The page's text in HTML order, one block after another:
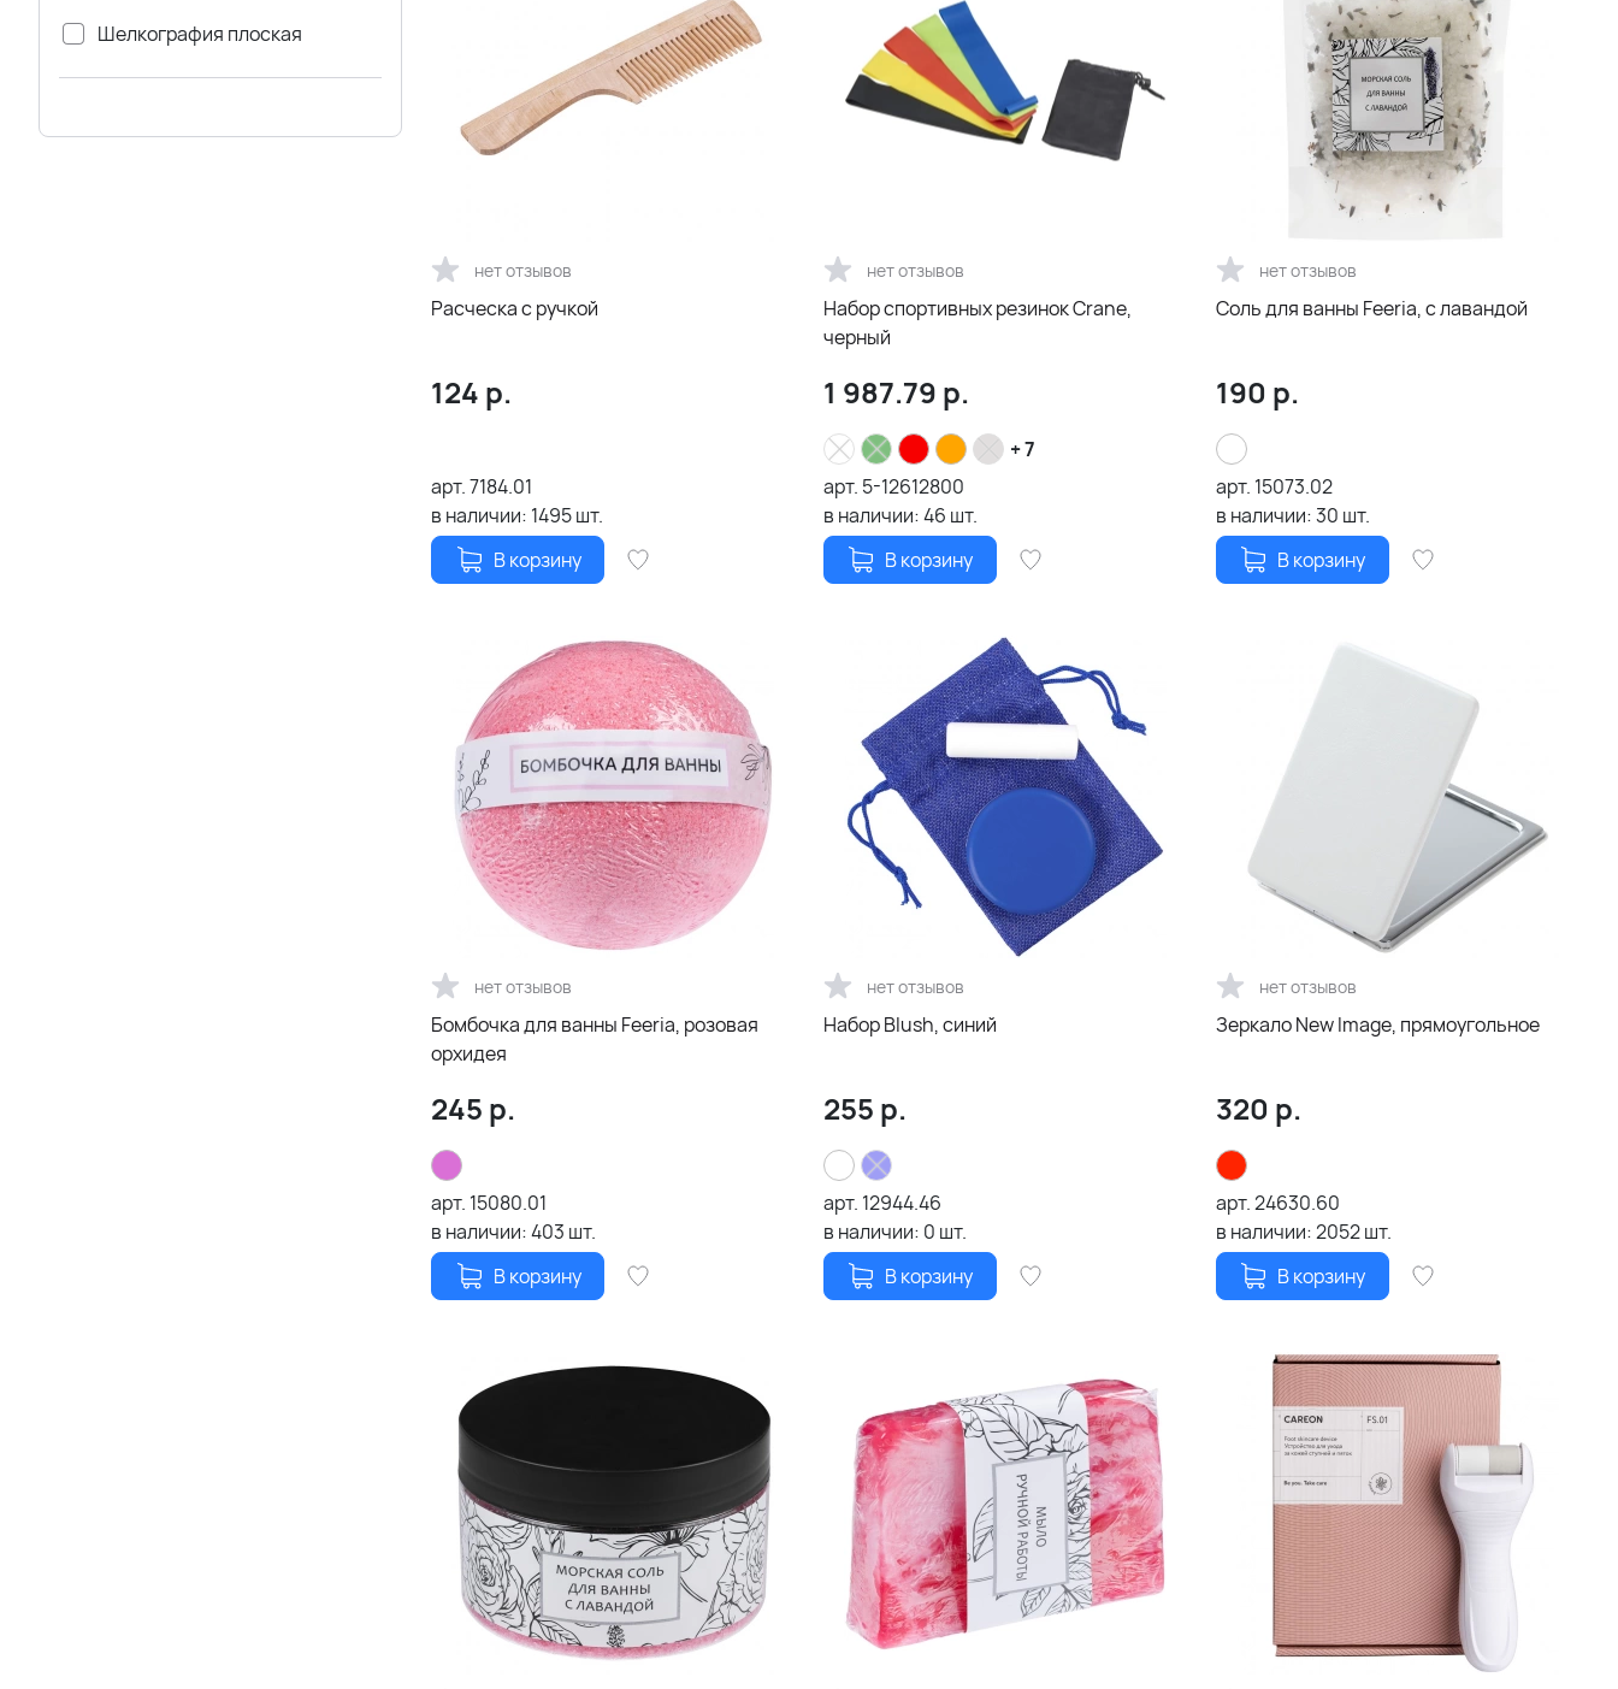
Шелкография плоская
нет отзывов
Расческа с ручкой
124 р.
арт.7184.01
в наличии: 1495шт.
В корзину
нет отзывов
Набор спортивных резинок Crane,
черный
1 987.79 р.
+ 7
арт. 5-12612800
в наличии:46 шт.
В корзину
нет отзывов
Соль для ванны Feeria, с лавандой
190 р.
арт. 15073.02
в наличии:30 шт.
В корзину
нет отзывов
Бомбочка для ванны Feeria, розовая
орхидея
245 р.
арт. 15080.01
в наличии:403 шт.
В корзину
нет отзывов
Набор Blush, синий
255 р.
арт. 12944.46
в наличии: 0 шт.
В корзину
нет отзывов
Зеркало New Image, прямоугольное
320 р.
арт.24630.60
в наличии:2052шт.
В корзину